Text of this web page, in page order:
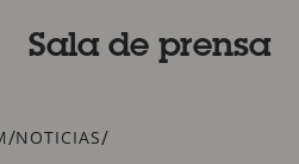
Sala de prensa
/NOTICIAS/